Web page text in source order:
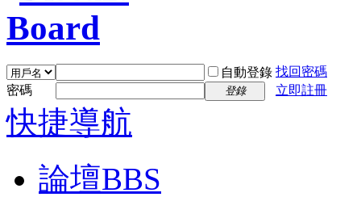
自動登錄 找回密碼
密碼
登錄 立即註冊
快捷導航
論壇BBS